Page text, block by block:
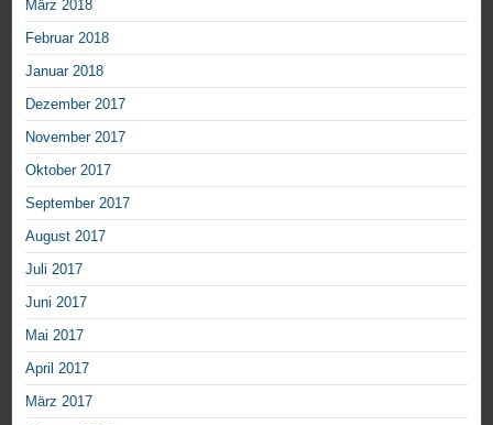
März 2018
Februar 2018
Januar 2018
Dezember 2017
November 2017
Oktober 2017
September 2017
August 2017
Juli 2017
Juni 2017
Mai 2017
April 2017
März 2017